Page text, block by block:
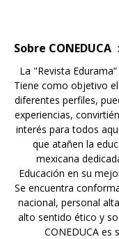
Sobre CONEDUCA
La "Revista
Tiene como objetivo
diferentes perfiles,
experiencias,
interés para todos
que atañen la
mexicana
Educación en su
Se encuentra
nacional, personal
alto sentido ético y
CONEDUCA es